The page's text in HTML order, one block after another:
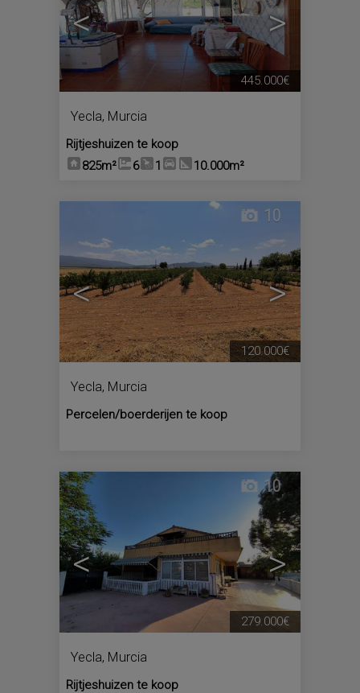
< >
Yecla, Murcia
Rijtjeshuizen te koop
825m²
6 1 10.000m²
445.000€
< >
10
Yecla, Murcia
Percelen/boerderijen te koop
120.000€
< >
10
Yecla, Murcia
Rijtjeshuizen te koop
279.000€